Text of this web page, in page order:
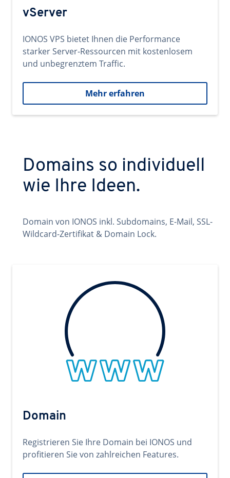
vServer
IONOS VPS bietet Ihnen die Performance
starker Server-Ressourcen mit kostenlosem
und unbegrenztem Traffic.
Mehr erfahren
Domains so individuell
wie Ihre Ideen.
Domain von IONOS inkl. Subdomains, E-Mail, SSL-
Wildcard-Zertifikat & Domain Lock.
Domain
Registrieren Sie Ihre Domain bei IONOS und
profitieren Sie von zahlreichen Features.